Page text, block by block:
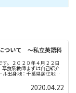
ついて 〜私立英語科
。２０２０年４月２２日
食系教師まずは自己紹介
ル出身地：千葉県居住地：
スに行くこと ド
2020.04.22